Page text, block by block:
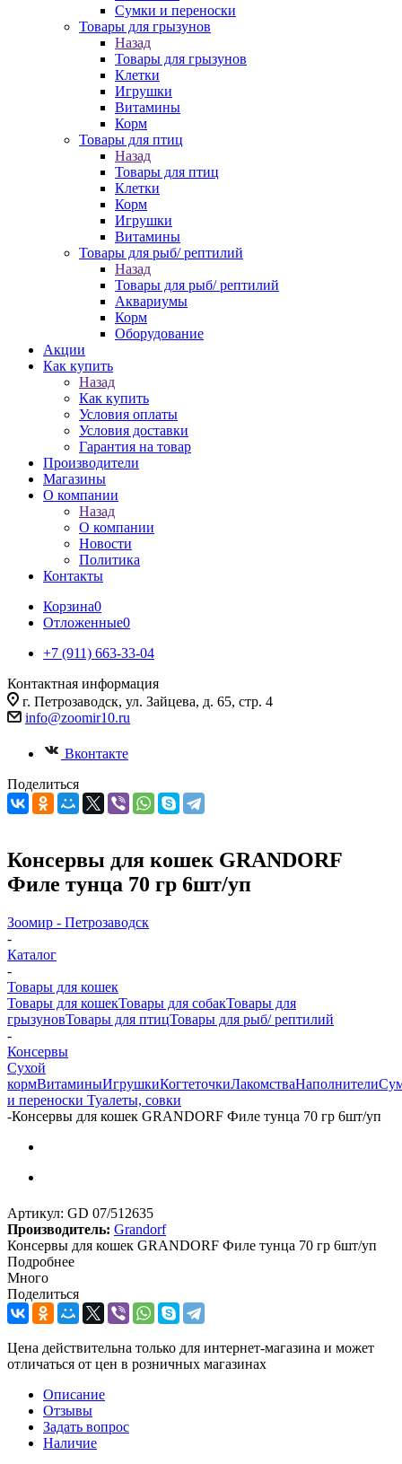
Сумки и переноски
Товары для грызунов
Назад
Товары для грызунов
Клетки
Игрушки
Витамины
Корм
Товары для птиц
Назад
Товары для птиц
Клетки
Корм
Игрушки
Витамины
Товары для рыб/ рептилий
Назад
Товары для рыб/ рептилий
Аквариумы
Корм
Оборудование
Акции
Как купить
Назад
Как купить
Условия оплаты
Условия доставки
Гарантия на товар
Производители
Магазины
О компании
Назад
О компании
Новости
Политика
Контакты
Корзина0
Отложенные0
+7 (911) 663-33-04
Контактная информация
г. Петрозаводск, ул. Зайцева, д. 65, стр. 4
info@zoomir10.ru
Вконтакте
Поделиться
Консервы для кошек GRANDORF
Филе тунца 70 гр 6шт/уп
Зоомир - Петрозаводск
-
Каталог
-
Товары для кошек
Товары для кошекТовары для собакТовары для
грызуновТовары для птицТовары для рыб/ рептилий
-
Консервы
Cухой
кормВитаминыИгрушкиКогтеточкиЛакомстваНаполнители
и переноски Туалеты, совки
-Консервы для кошек GRANDORF Филе тунца 70 гр 6шт/уп
Артикул: GD 07/512635
Производитель: Grandorf
Консервы для кошек GRANDORF Филе тунца 70 гр 6шт/уп
Подробнее
Много
Поделиться
Цена действительна только для интернет-магазина и может
отличаться от цен в розничных магазинах
Описание
Отзывы
Задать вопрос
Наличие